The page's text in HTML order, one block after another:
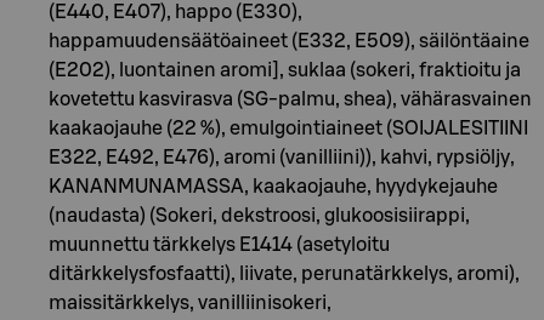
(E440, E407), happo (E330),
happamuudensäätöaineet (E332, E509), säilöntäaine
(E202), luontainen aromi], suklaa (sokeri, fraktioitu ja
kovetettu kasvirasva (SG-palmu, shea), vähärasvainen
kaakaojauhe (22 %), emulgointiaineet (SOIJALESITIINI
E322, E492, E476), aromi (vanilliini)), kahvi, rypsiöljy,
KANANMUNAMASSA, kaakaojauhe, hyydykejauhe
(naudasta) (Sokeri, dekstroosi, glukoosisiirappi,
muunnettu tärkkelys E1414 (asetyloitu
ditärkkelysfosfaatti), liivate, perunatärkkelys, aromi),
maissitärkkelys, vanilliinisokeri,